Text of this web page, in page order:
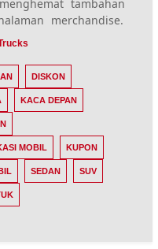
tambahan
merchandise.
DISKON
KACA DEPAN
MOBIL KUPON
SEDAN SUV